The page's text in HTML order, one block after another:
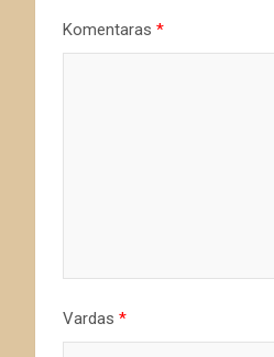
Komentaras *
Vardas *